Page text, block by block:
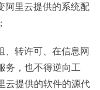
阿里云提供的系统配
、转许可、在信息网
务，也不得逆向工
云提供的软件的源代